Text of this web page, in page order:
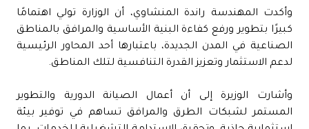
وأكدت المهندسة راندة المنشاوي، أن الوزارة تولي اهتمامًا
كبيرًا بتطوير ورفع كفاءة البنية الأساسية والمرافق بالمناطق
الصناعية في المدن الجديدة، باعتبارها أحد المحاور الرئيسية
لدعم الاستثمار وتعزيز القدرة التنافسية لتلك المناطق.
وأشارت الوزيرة إلى أن أعمال الصيانة الدورية والتطوير
المستمر لشبكات الطرق والمرافق تساهم في توفير بيئة